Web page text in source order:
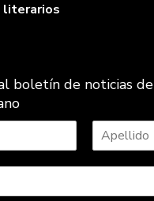
literarios
boletín de noticias de
p
l